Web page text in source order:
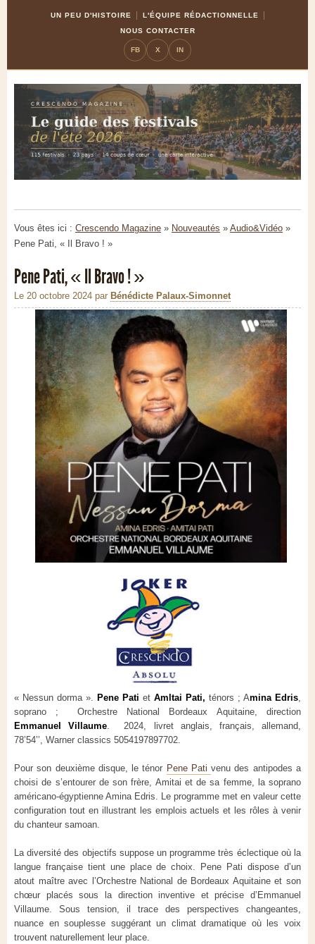
UN PEU D'HISTOIRE
L'ÉQUIPE RÉDACTIONNELLE
NOUS CONTACTER
FB X IN
Vous êtes ici : Crescendo Magazine » Nouveautés » Audio&Vidéo »
Pene Pati, « Il Bravo ! »
Pene Pati, « Il Bravo ! »
Le 20 octobre 2024 par Bénédicte Palaux-Simonnet
« Nessun dorma ». Pene Pati et Amltai Pati, ténors ; Amina Edris
soprano ; Orchestre National Bordeaux Aquitaine, direction
Emmanuel Villaume . 2024, livret anglais, français, allemand,
78’54’’, Warner classics 5054197897702.
Pour son deuxième disque, le ténor Pene Pativenu des antipodes a
choisi de s’entourer de son frère, Amitai et de sa femme, la soprano
américano-égyptienne Amina Edris. Le programme met en valeur cette
configuration tout en illustrant les emplois actuels et les rôles à venir
du chanteur samoan.
La diversité des objectifs suppose un programme très éclectique où la
langue française tient une place de choix. Pene Pati dispose d’un
atout maître avec l’Orchestre National de Bordeaux Aquitaine et son
chœur placés sous la direction inventive et précise d’Emmanuel
Villaume. Sous tension, il trace des perspectives changeantes,
nuance en souplesse suggérant un climat dramatique où les voix
trouvent naturellement leur place.